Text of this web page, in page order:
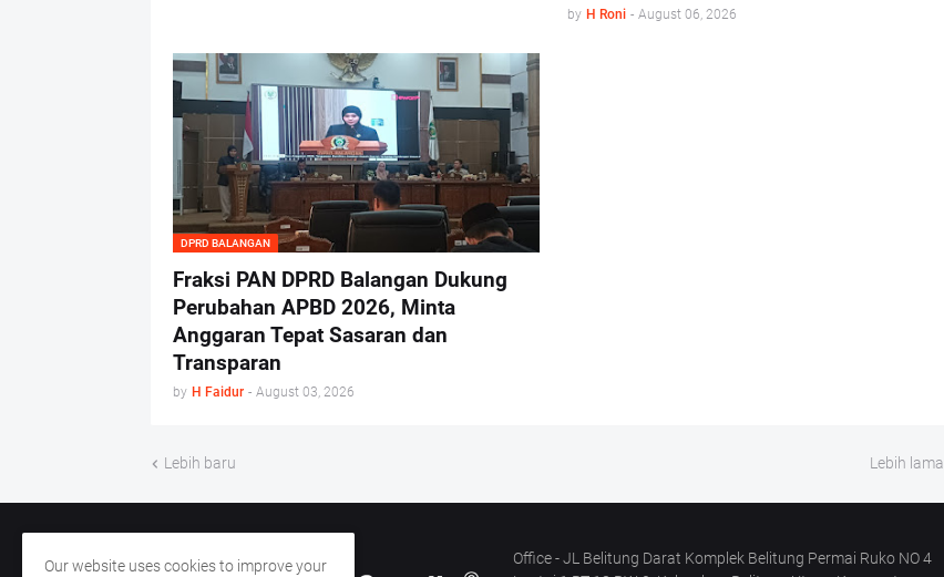
by H Roni - August 06, 2026
DPRD BALANGAN
Fraksi PAN DPRD Balangan Dukung
Perubahan APBD 2026, Minta
Anggaran Tepat Sasaran dan
Transparan
by H Faidur - August 03, 2026
Lebih baru Lebih lama
Office - JL Belitung Darat Komplek Belitung Permai Ruko NO 4
Our website uses cookies to improve your